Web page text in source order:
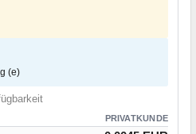
(e)
PRIVATKUNDE